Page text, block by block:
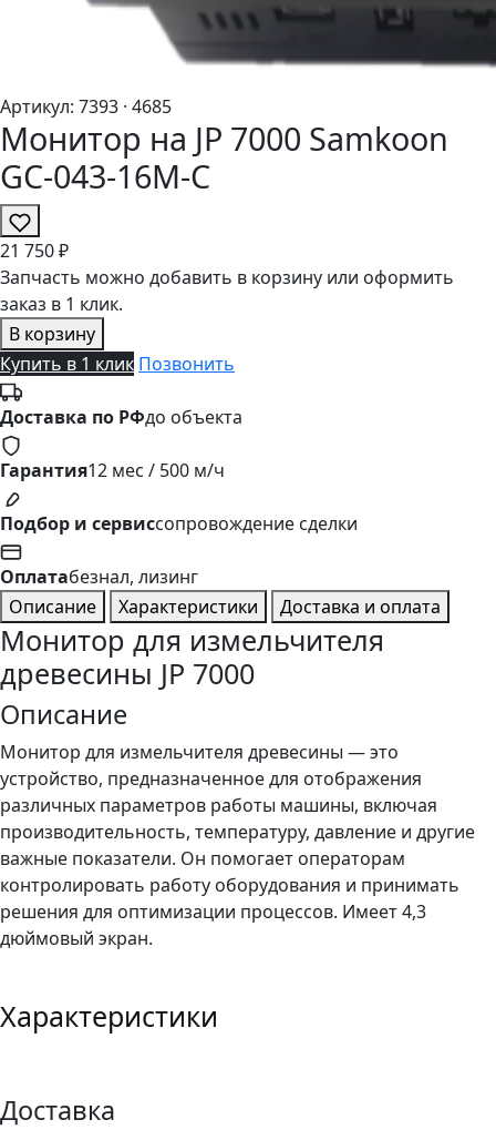
Артикул: 7393 · 4685
Монитор на JP 7000 Samkoon
GC-043-16M-C
21 750 ₽
Запчасть можно добавить в корзину или оформить
заказ в 1 клик.
В корзину
Купить в 1 клик Позвонить
Доставка по РФдо объекта
Гарантия12 мес / 500 м/ч
Подбор и сервиссопровождение сделки
Оплатабезнал, лизинг
Описание
Характеристики Доставка и оплата
Монитор для измельчителя
древесины JP 7000
Описание
Монитор для измельчителя древесины — это
устройство, предназначенное для отображения
различных параметров работы машины, включая
производительность, температуру, давление и другие
важные показатели. Он помогает операторам
контролировать работу оборудования и принимать
решения для оптимизации процессов. Имеет 4,3
дюймовый экран.
Характеристики
Доставка